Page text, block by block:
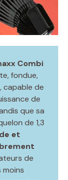
Combi
fondue,
capable de
de
que sa
de 1,3
et
de
moins